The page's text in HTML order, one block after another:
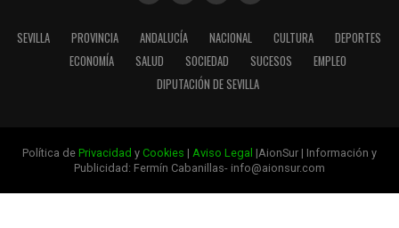
SEVILLA PROVINCIA ANDALUCÍA NACIONAL CULTURA
DEPORTES
ECONOMÍA
SALUD SOCIEDAD SUCESOS
EMPLEO
DIPUTACIÓN DE SEVILLA
Política de Privacidad y Cookies | Aviso Legal |AionSur | Información y
Publicidad: Fermín Cabanillas- info@aionsur.com